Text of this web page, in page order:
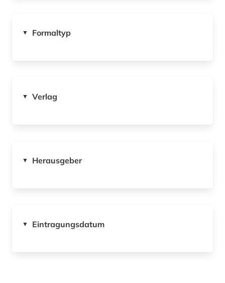
▼ Formaltyp
▼ Verlag
▼ Herausgeber
▼ Eintragungsdatum